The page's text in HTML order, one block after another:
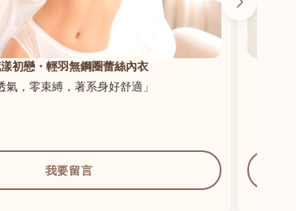
初戀・輕羽無鋼圈蕾絲內衣
氣，零束縛，著系身好舒適」
我要留言